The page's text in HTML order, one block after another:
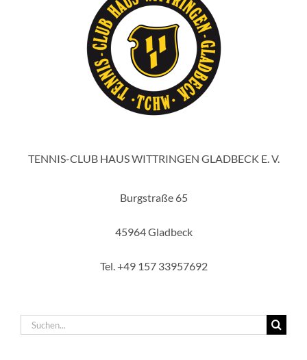
TENNIS-CLUB HAUS WITTRINGEN GLADBECK E. V.
Burgstraße 65
45964 Gladbeck
Tel. +49 157 33957692
Suche